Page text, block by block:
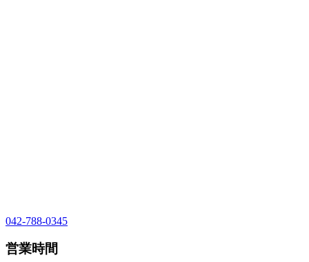
042-788-0345
営業時間